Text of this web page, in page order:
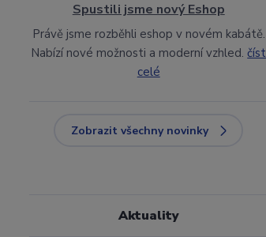
Spustili jsme nový Eshop
Právě jsme rozběhli eshop v novém kabátě.
Nabízí nové možnosti a moderní vzhled.číst
celé
Zobrazit všechny novinky
Aktuality